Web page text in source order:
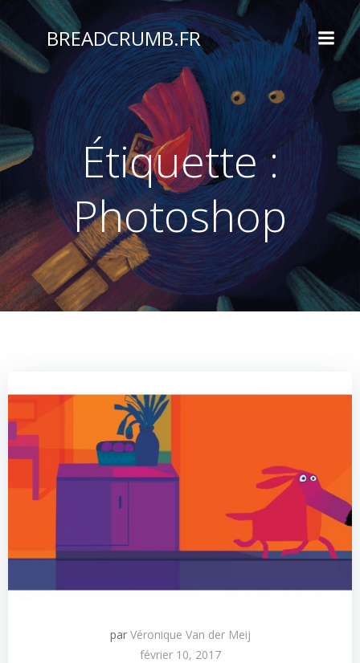
Aller
au
contenu
BREADCRUMB.FR
Étiquette :
Photoshop
par Véronique Van der Meij
février 10, 2017